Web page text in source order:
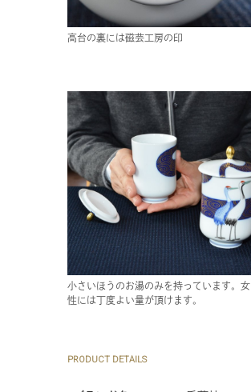
高台の裏には磁芸工房の印
小さいほうのお湯のみを持っています。女
性には丁度よい量が頂けます。
PRODUCT DETAILS